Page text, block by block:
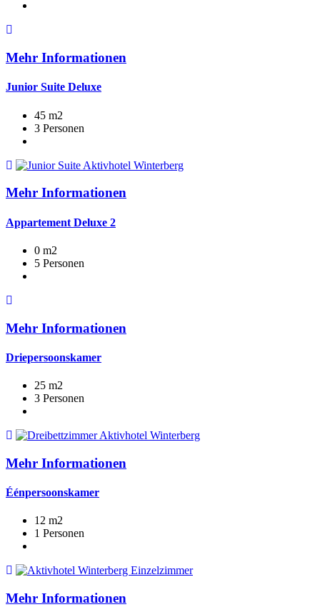
Mehr Informationen
Junior Suite Deluxe
45 m2
3 Personen
Mehr Informationen
Appartement Deluxe 2
0 m2
5 Personen
Mehr Informationen
Driepersoonskamer
25 m2
3 Personen
Mehr Informationen
Éénpersoonskamer
12 m2
1 Personen
Mehr Informationen